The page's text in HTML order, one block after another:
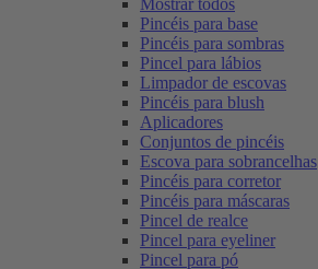
Mostrar todos
Pincéis para base
Pincéis para sombras
Pincel para lábios
Limpador de escovas
Pincéis para blush
Aplicadores
Conjuntos de pincéis
Escova para sobrancelhas
Pincéis para corretor
Pincéis para máscaras
Pincel de realce
Pincel para eyeliner
Pincel para pó